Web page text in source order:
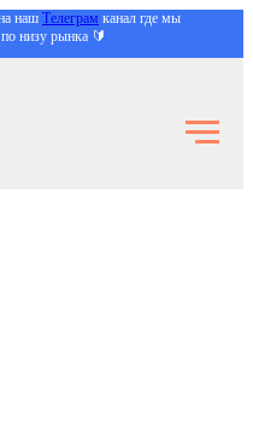
наш Телеграм канал где мы
низу рынка 🔰